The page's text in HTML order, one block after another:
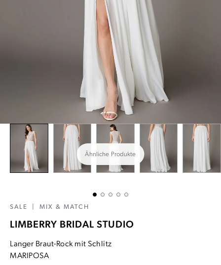
Ähnliche Produkte
SALE MIX & MATCH
LIMBERRY BRIDAL STUDIO
Langer Braut-Rock mit Schlitz
MARIPOSA